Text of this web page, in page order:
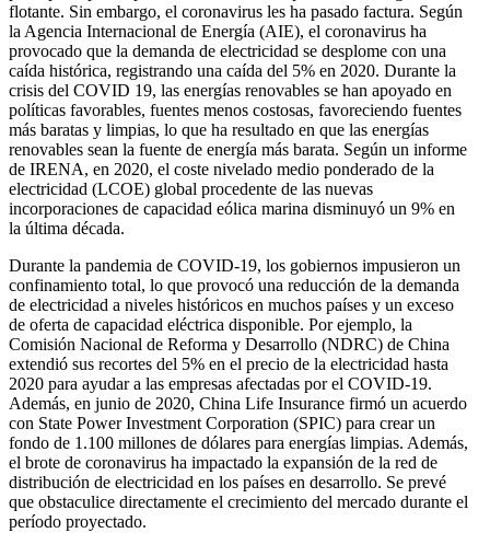
flotante. Sin embargo, el coronavirus les ha pasado factura. Según
la Agencia Internacional de Energía (AIE), el coronavirus ha
provocado que la demanda de electricidad se desplome con una
caída histórica, registrando una caída del 5% en 2020. Durante la
crisis del COVID 19, las energías renovables se han apoyado en
políticas favorables, fuentes menos costosas, favoreciendo fuentes
más baratas y limpias, lo que ha resultado en que las energías
renovables sean la fuente de energía más barata. Según un informe
de IRENA, en 2020, el coste nivelado medio ponderado de la
electricidad (LCOE) global procedente de las nuevas
incorporaciones de capacidad eólica marina disminuyó un 9% en
la última década.
Durante la pandemia de COVID-19, los gobiernos impusieron un
confinamiento total, lo que provocó una reducción de la demanda
de electricidad a niveles históricos en muchos países y un exceso
de oferta de capacidad eléctrica disponible. Por ejemplo, la
Comisión Nacional de Reforma y Desarrollo (NDRC) de China
extendió sus recortes del 5% en el precio de la electricidad hasta
2020 para ayudar a las empresas afectadas por el COVID-19.
Además, en junio de 2020, China Life Insurance firmó un acuerdo
con State Power Investment Corporation (SPIC) para crear un
fondo de 1.100 millones de dólares para energías limpias. Además,
el brote de coronavirus ha impactado la expansión de la red de
distribución de electricidad en los países en desarrollo. Se prevé
que obstaculice directamente el crecimiento del mercado durante el
período proyectado.